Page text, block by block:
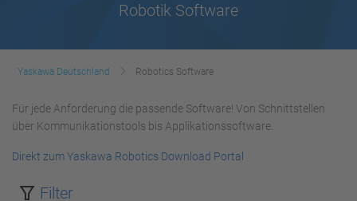
Robotik Software
Yaskawa Deutschland Robotics Software
Für jede Anforderung die passende Software! Von Schnittstellen
über Kommunikationstools bis Applikationssoftware.
Direkt zum Yaskawa Robotics Download Portal
Filter